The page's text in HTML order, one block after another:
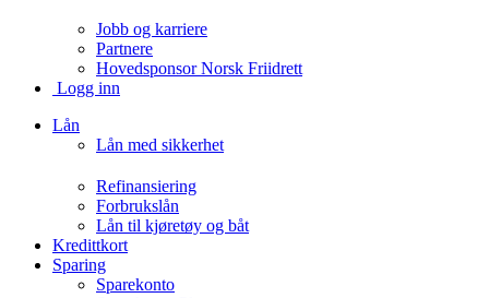
Jobb og karriere
Partnere
Hovedsponsor Norsk Friidrett
Logg inn
Lån
Lån med sikkerhet
Refinansiering
Forbrukslån
Lån til kjøretøy og båt
Kredittkort
Sparing
Sparekonto